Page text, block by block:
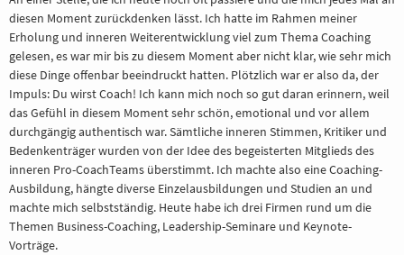
diesen Moment zurückdenken lässt. Ich hatte im Rahmen meiner
Erholung und inneren Weiterentwicklung viel zum Thema Coaching
gelesen, es war mir bis zu diesem Moment aber nicht klar, wie sehr mich
diese Dinge offenbar beeindruckt hatten. Plötzlich war er also da, der
Impuls: Du wirst Coach! Ich kann mich noch so gut daran erinnern, weil
das Gefühl in diesem Moment sehr schön, emotional und vor allem
durchgängig authentisch war. Sämtliche inneren Stimmen, Kritiker und
Bedenkenträger wurden von der Idee des begeisterten Mitglieds des
inneren Pro-CoachTeams überstimmt. Ich machte also eine Coaching-
Ausbildung, hängte diverse Einzelausbildungen und Studien an und
machte mich selbstständig. Heute habe ich drei Firmen rund um die
Themen Business-Coaching, Leadership-Seminare und Keynote-
Vorträge.